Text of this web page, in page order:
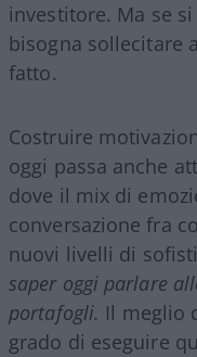
investitore. Ma se
bisogna sollecitare
fatto.
Costruire
oggi passa anche
dove il mix di
conversazione fra
nuovi livelli di
saper oggi parlare
portafogli. Il meglio
grado di eseguire